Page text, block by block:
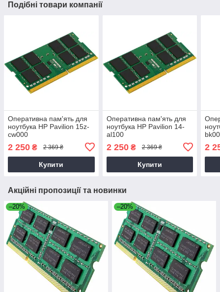
Подібні товари компанії
Оперативна пам'ять для
ноутбука HP Pavilion 15z-
cw000
2 250 ₴ 2 369 ₴
Купити
Оперативна пам'ять для
ноутбука HP Pavilion 14-
al100
2 250₴ 2 369 ₴
Купити
2
Акційні пропозиції та новинки
–20% –20%